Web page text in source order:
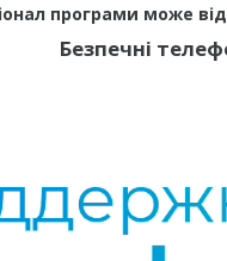
програми може
Безпечні